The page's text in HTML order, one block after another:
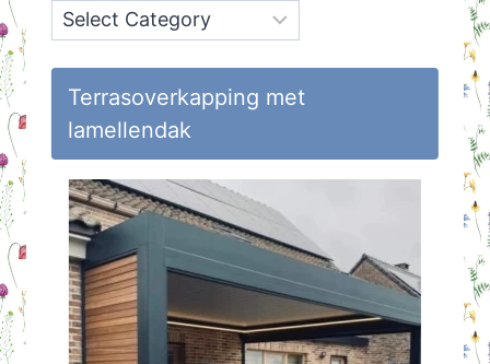
Onderwerpen
op
Huisvlijt
Terrasoverkapping met
lamellendak